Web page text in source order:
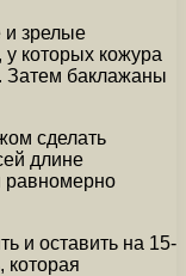
и зрелые
которых кожура
Затем баклажаны
сделать
длине
равномерно
и оставить на 15-
которая